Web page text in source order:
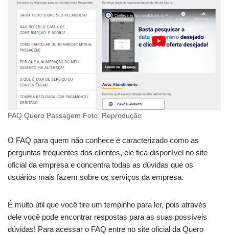
FAQ Quero Passagem Foto: Reprodução
O FAQ para quem não conhece é caracterizado como as
perguntas frequentes dos clientes, ele fica disponível no site
oficial da empresa e concentra todas as dúvidas que os
usuários mais fazem sobre os serviços da empresa.
É muito útil que você tire um tempinho para ler, pois através
dele você pode encontrar respostas para as suas possíveis
dúvidas! Para acessar o FAQ entre no site oficial da Quero